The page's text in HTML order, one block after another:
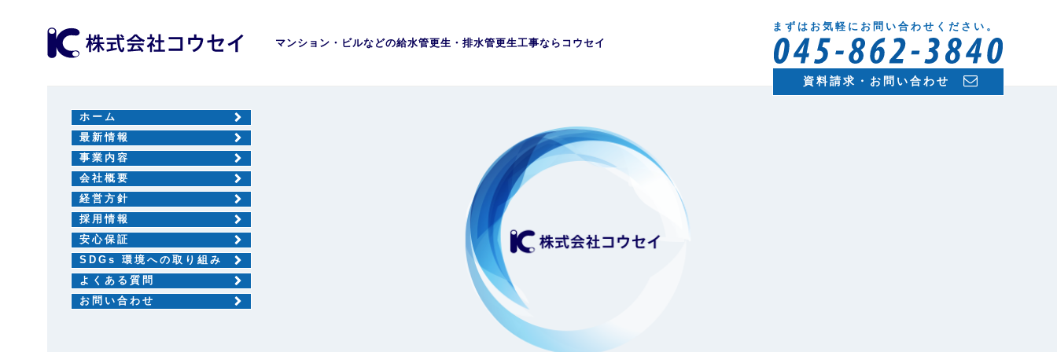
マンション・ビルなどの給水管更生・排水管更生工事ならコウセイ
まずはお気軽にお問い合わせください。
資料請求・お問い合わせ
ホーム
最新情報
事業内容
会社概要
経営方針
採用情報
安心保証
SDGs 環境への取り組み
よくある質問
お問い合わせ